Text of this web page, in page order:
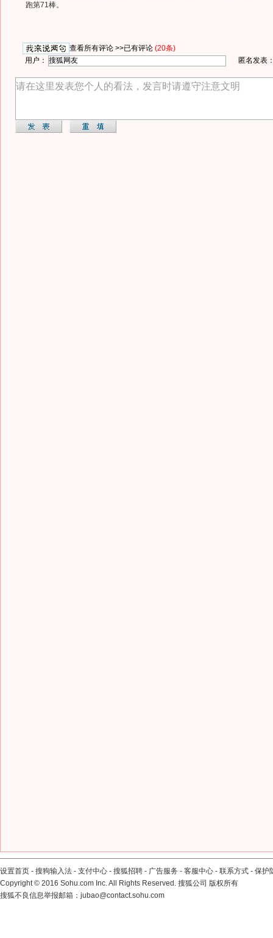
跑第71棒。
查看所有评论 >>已有评论 (20条)
用户：
匿名发表
设置首页 - 搜狗输入法 - 支付中心 - 搜狐招聘 - 广告服务 - 客服中心 - 联系方式 - 保护
Copyright© 2016 Sohu.com Inc. All Rights Reserved. 搜狐公司 版权所有
搜狐不良信息举报邮箱： jubao@contact.sohu.com